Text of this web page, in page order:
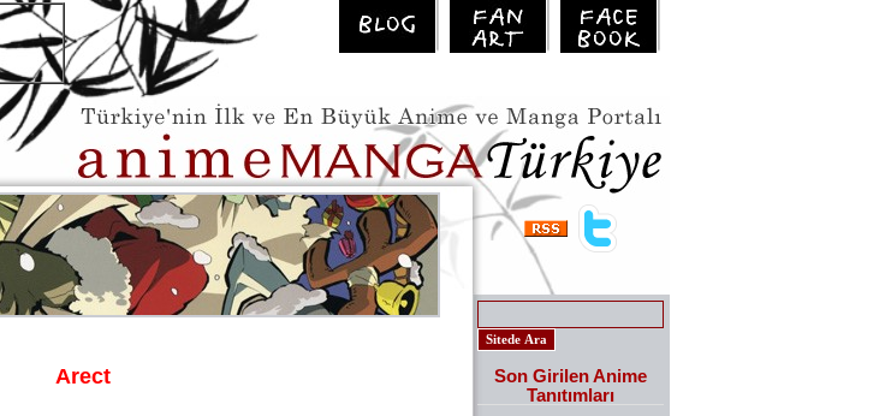
Arect
Son Girilen Anime
Tanıtımları